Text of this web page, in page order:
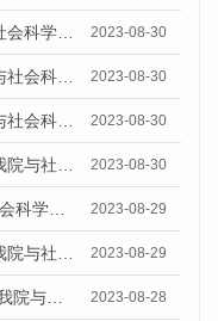
8月21日《广州日报》报道我院和社会科学文献出版社联合发布《广州数字经济发展报告（2023）》蓝皮书的媒体文章 2023-08-30
8月28日《中国科学报》报道我院与社会科学文献出版社联合发布《广州蓝皮书：广州创新型城市发展报告（2023）》的媒体文章 2023-08-30
8月28日《中国科学报》报道我院与社会科学文献出版社联合发布《广州蓝皮书：广州创新型城市发展报告（2023）》的媒体文章 2023-08-30
8月28日《中国社会科学网》报道我院与社会科学文献出版社联合发布《广州蓝皮书：广州创新型城市发展报告（2023）》的媒体文章 2023-08-30
8月21日《花城FM》报道我院和社会科学文献出版社联合发布《广州数字经济发展报告（2023）》蓝皮书的媒体文章 2023-08-29
8月29日《中国社会科学网》报道我院与社会科学文献出版社联合发布《广州蓝皮书：广州文化产业发展报告（2022）》的媒体文章 2023-08-29
8月21日《羊城晚报•羊城派》报道我院与社会科学文献出版社联合发布《广州蓝皮书：广州数字经济发展报告（2023）》的媒体文章 2023-08-28